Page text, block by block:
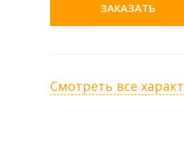
ЗАКАЗАТЬ
Смотреть все